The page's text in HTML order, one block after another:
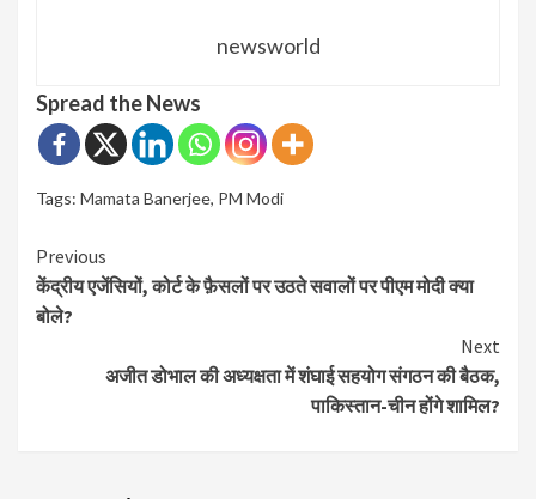
newsworld
Spread the News
Tags: Mamata Banerjee, PM Modi
Continue
Reading
Previous
केंद्रीय एजेंसियों, कोर्ट के फ़ैसलों पर उठते सवालों पर पीएम मोदी क्या
बोले?
Next
अजीत डोभाल की अध्यक्षता में शंघाई सहयोग संगठन की बैठक,
पाकिस्तान-चीन होंगे शामिल?